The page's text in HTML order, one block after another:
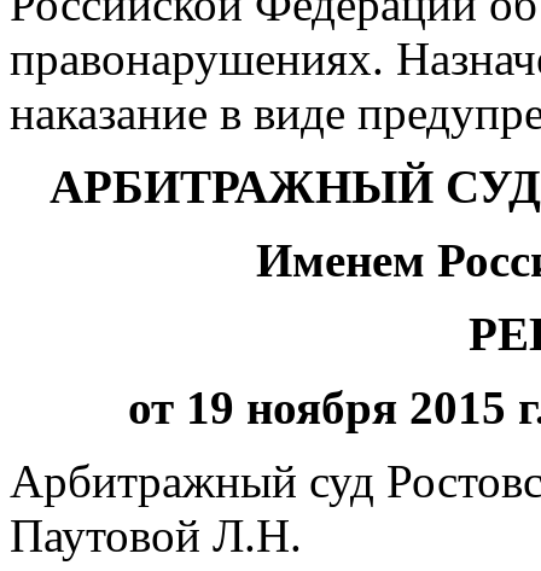
правонарушениях.
наказание в виде
АРБИТРАЖНЫЙ
Именем
от 19 ноября 2015
Арбитражный суд
Паутовой Л.Н.